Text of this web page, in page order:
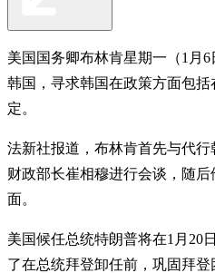
美国国务卿布林肯星期一（1月
韩国，寻求韩国在政策方面包
定。
法新社报道，布林肯首先与代
财政部长崔相穆进行会谈，随
面。
美国候任总统特朗普将在1月20
了在总统拜登卸任前，巩固拜